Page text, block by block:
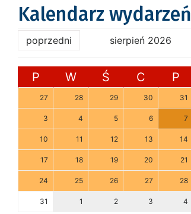
Kalendarz wydarzeń
poprzedni sierpień 2026
P W Ś C P
27 28 29 30 31
3 4 5 6 7
10 11 12 13 14
17 18 19 20 21
24 25 26 27 28
31 1 2 3 4